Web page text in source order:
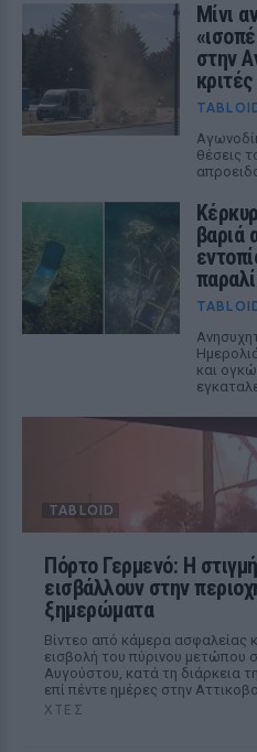
Μίνι
στην
θέσεις
βαριά
και
TABLOID
Πόρτο Γερμενό: Η
εισβάλλουν στην
ξημερώματα
Βίντεο από κάμερα ασφαλείας
εισβολή του πύρινου μετώπου
Αυγούστου, κατά τη διάρκεια
επί πέντε ημέρες στην
ΧΤΕΣ